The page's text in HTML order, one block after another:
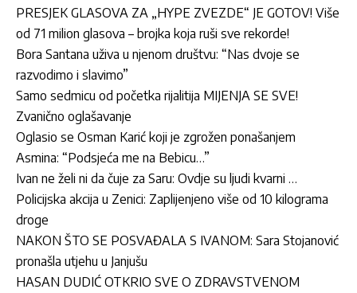
PRESJEK GLASOVA ZA „HYPE ZVEZDE“ JE GOTOV! Više
od 71 milion glasova – brojka koja ruši sve rekorde!
Bora Santana uživa u njenom društvu: “Nas dvoje se
razvodimo i slavimo”
Samo sedmicu od početka rijalitija MIJENJA SE SVE!
Zvanično oglašavanje
Oglasio se Osman Karić koji je zgrožen ponašanjem
Asmina: “Podsjeća me na Bebicu…”
Ivan ne želi ni da čuje za Saru: Ovdje su ljudi kvarni …
Policijska akcija u Zenici: Zaplijenjeno više od 10 kilograma
droge
NAKON ŠTO SE POSVAĐALA S IVANOM: Sara Stojanović
pronašla utjehu u Janjušu
HASAN DUDIĆ OTKRIO SVE O ZDRAVSTVENOM